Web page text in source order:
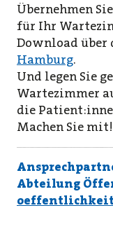
Übernehmen
für Ihr
Download über
Hamburg.
Und legen Sie
Wartezimmer
die
Machen Sie mit!
Abteilung